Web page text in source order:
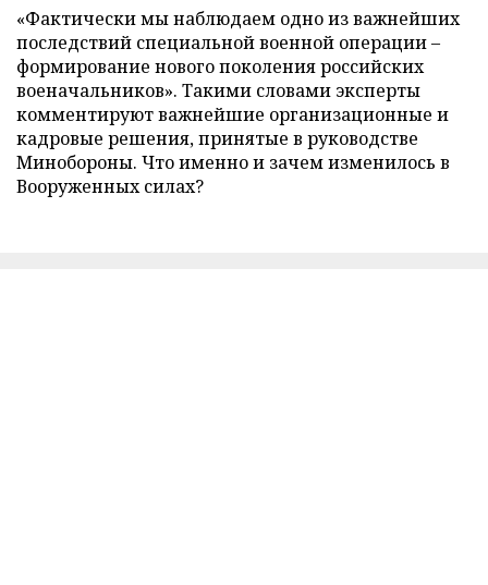
«Фактически мы наблюдаем одно из важнейших
последствий специальной военной операции –
формирование нового поколения российских
военачальников». Такими словами эксперты
комментируют важнейшие организационные и
кадровые решения, принятые в руководстве
Минобороны. Что именно и зачем изменилось в
Вооруженных силах?